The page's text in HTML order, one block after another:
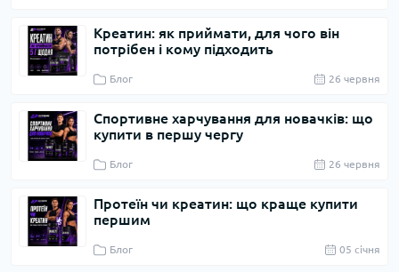
Креатин: як приймати, для чого він
потрібен і кому підходить
Блог 26 червня
Спортивне харчування для новачків: що
купити в першу чергу
Блог 26 червня
Протеїн чи креатин: що краще купити
першим
Блог 05 cічня